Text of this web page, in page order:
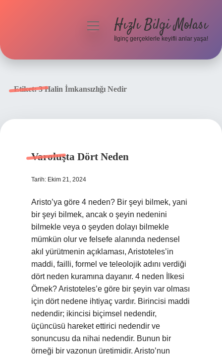
menüyüHızlı Bilgi Molası
İlginç gerçeklerle keyifli anlar yaşa!
Etiket:3 Halin İmkansızlığı Nedir
Varoluşta Dört Neden
Tarih: Ekim 21, 2024
Aristo’ya göre 4 neden? Bir şeyi bilmek, yani
bir şeyi bilmek, ancak o şeyin nedenini
bilmekle veya o şeyden dolayı bilmekle
mümkün olur ve felsefe alanında nedensel
akıl yürütmenin açıklaması, Aristoteles’in
maddi, failli, formel ve teleolojik adını verdiği
dört neden kuramına dayanır. 4 neden İlkesi
Örnek? Aristoteles’e göre bir şeyin var olması
için dört nedene ihtiyaç vardır. Birincisi maddi
nedendir; ikincisi biçimsel nedendir,
üçüncüsü hareket ettirici nedendir ve
sonuncusu da nihai nedendir. Bunun bir
örneği bir vazonun üretimidir. Aristo’nun